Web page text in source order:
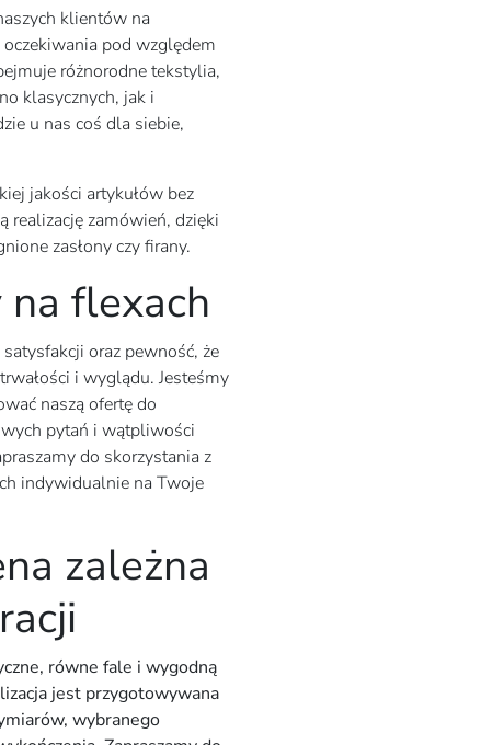
klientów na
pod względem
różnorodne tekstylia,
klasycznych, jak i
u nas coś dla siebie,
jakości artykułów bez
realizację zamówień, dzięki
zasłony czy firany.
na flexach
oraz pewność, że
i wyglądu. Jesteśmy
naszą ofertę do
pytań i wątpliwości
do skorzystania z
indywidualnie na Twoje
zależna
równe fale i wygodną
jest przygotowywana
wybranego